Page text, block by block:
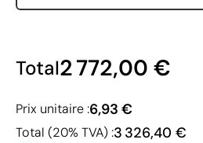
Total2 772,00 €
Prix unitaire :6,93 €
Total (20% TVA) :3 326,40 €